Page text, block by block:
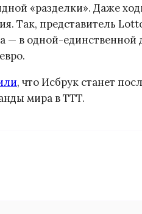
«разделки». Даже
Так, представитель
— в одной-
, что Исбрук станет
мира в TTT.